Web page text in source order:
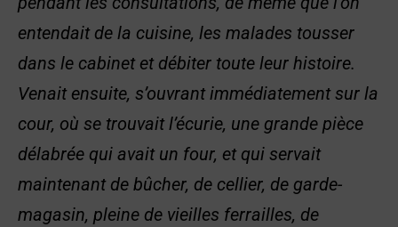
entendait de la cuisine, les malades tousser
dans le cabinet et débiter toute leur histoire.
Venait ensuite, s’ouvrant immédiatement sur la
cour, où se trouvait l’écurie, une grande pièce
délabrée qui avait un four, et qui servait
maintenant de bûcher, de cellier, de garde-
magasin, pleine de vieilles ferrailles, de